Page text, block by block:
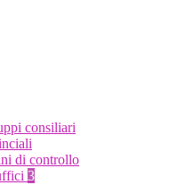
consiliari
di controllo
3